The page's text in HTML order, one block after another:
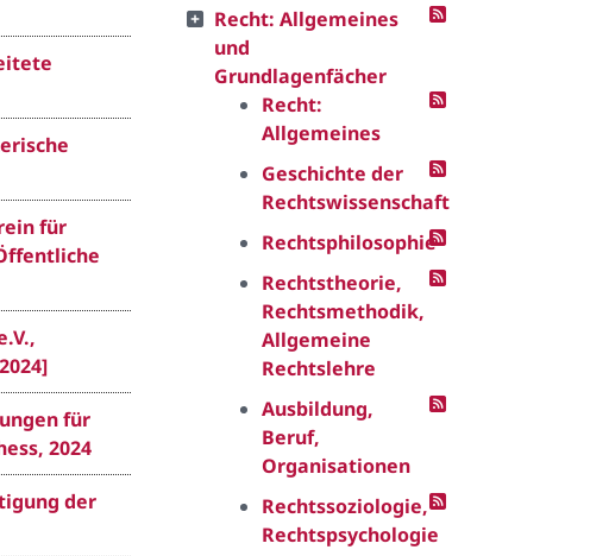
für
für
2024
der
Recht: Allgemeines
und
Grundlagenfächer
Recht:
Allgemeines
Geschichte der
Rechtswissenschaft
Rechtsphilosophie
Rechtstheorie,
Rechtsmethodik,
Allgemeine
Rechtslehre
Ausbildung,
Beruf,
Organisationen
Rechtssoziologie,
Rechtspsychologie